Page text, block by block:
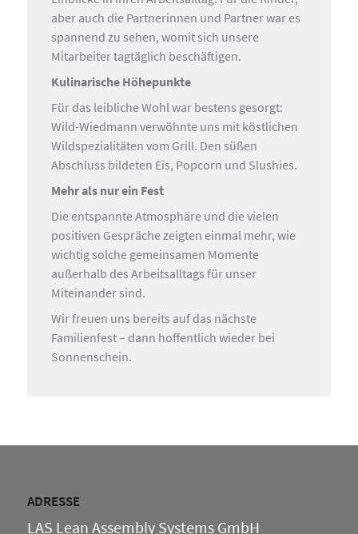
aber auch die Partnerinnen und Partner war es
spannend zu sehen, womit sich unsere
Mitarbeiter tagtäglich beschäftigen.
Kulinarische Höhepunkte
Für das leibliche Wohl war bestens gesorgt:
Wild-Wiedmann verwöhnte uns mit köstlichen
Wildspezialitäten vom Grill. Den süßen
Abschluss bildeten Eis, Popcorn und Slushies.
Mehr als nur ein Fest
Die entspannte Atmosphäre und die vielen
positiven Gespräche zeigten einmal mehr, wie
wichtig solche gemeinsamen Momente
außerhalb des Arbeitsalltags für unser
Miteinander sind.
Wir freuen uns bereits auf das nächste
Familienfest – dann hoffentlich wieder bei
Sonnenschein.
ADRESSE
LAS Lean Assembly Systems GmbH